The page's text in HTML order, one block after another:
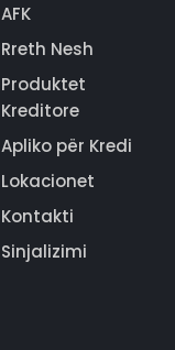
AFK
Rreth Nesh
Produktet
Kreditore
Apliko për Kredi
Lokacionet
Kontakti
Sinjalizimi